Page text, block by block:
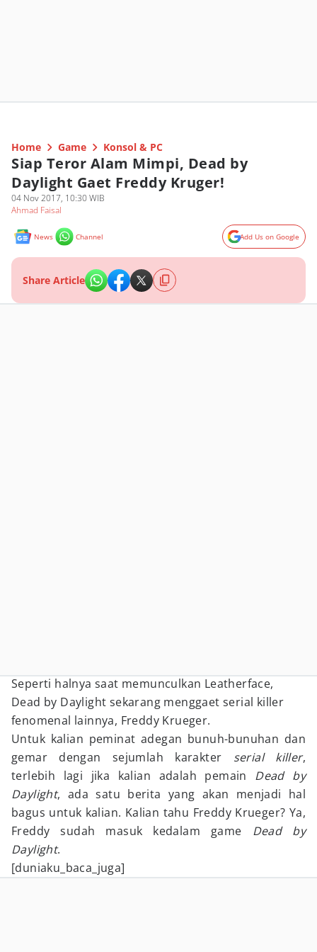
Home Game Konsol & PC
Siap Teror Alam Mimpi, Dead by
Daylight Gaet Freddy Kruger!
04 Nov 2017, 10:30 WIB
Ahmad Faisal
News Channel Add Us on Google
Share Article
Seperti halnya saat memunculkan Leatherface,
Dead by Daylight sekarang menggaet serial killer
fenomenal lainnya, Freddy Krueger.
Untuk kalian peminat adegan bunuh-bunuhan dan
gemar dengan sejumlah karakter serial killer,
terlebih lagi jika kalian adalah pemain Dead by
Daylight, ada satu berita yang akan menjadi hal
bagus untuk kalian. Kalian tahu Freddy Krueger? Ya,
Freddy sudah masuk kedalam game Dead by
Daylight.
[duniaku_baca_juga]